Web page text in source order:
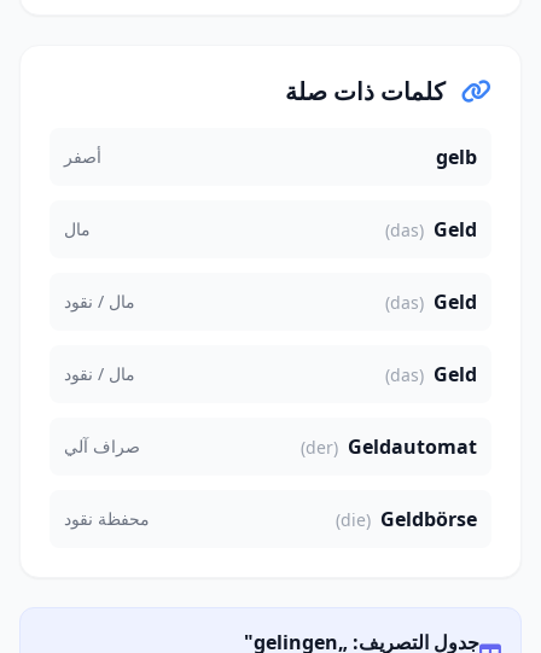
كلمات ذات صلة
gelb أصفر
Geld
(das) مال
Geld
(das) مال / نقود
Geld
(das) مال / نقود
Geldautomat
(der) صراف آلي
Geldbörse
(die) محفظة نقود
جدول التصريف: „gelingen"